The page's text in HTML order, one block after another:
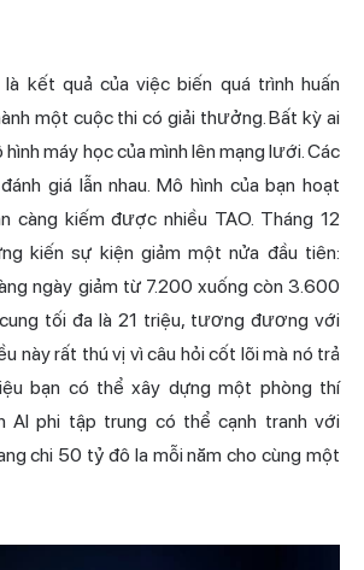
là kết quả của việc biến quá trình huấn
một cuộc thi có giải thưởng. Bất kỳ ai
máy học của mình lên mạng lưới. Các
giá lẫn nhau. Mô hình của bạn hoạt
càng kiếm được nhiều TAO. Tháng 12
kiến sự kiện giảm một nửa đầu tiên:
ngày giảm từ 7.200 xuống còn 3.600
cung tối đa là 21 triệu, tương đương với
này rất thú vị vì câu hỏi cốt lõi mà nó trả
bạn có thể xây dựng một phòng thí
AI phi tập trung có thể cạnh tranh với
chi 50 tỷ đô la mỗi năm cho cùng một